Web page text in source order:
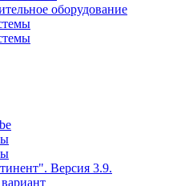
оборудование
Версия 3.9.